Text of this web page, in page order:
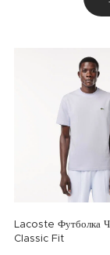
Lacoste Футболка
Classic Fit